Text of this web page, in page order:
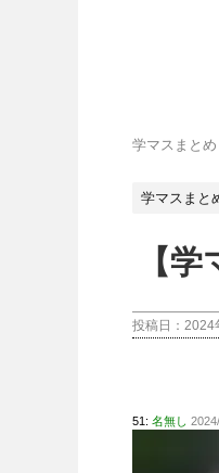
学マスまと
学マスまと
【
投稿日： 2024
51: 名無し